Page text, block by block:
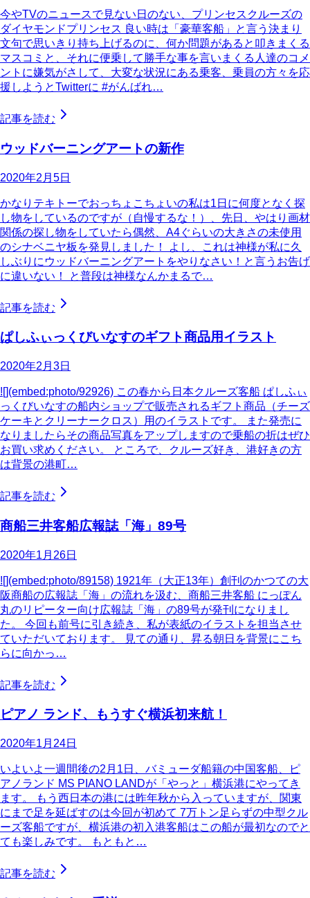
今やTVのニュースで見ない日のない、プリンセスクルーズの
ダイヤモンドプリンセス 良い時は「豪華客船」と言う決まり
文句で思いきり持ち上げるのに、何か問題があると叩きまくる
マスコミと、それに便乗して勝手な事を言いまくる人達のコメ
ントに嫌気がさして、大変な状況にある乗客、乗員の方々を応
援しようとTwitterに #がんばれ…
記事を読む
ウッドバーニングアートの新作
2020年2月5日
かなりテキトーでおっちょこちょいの私は1日に何度となく探
し物をしているのですが（自慢するな！）、先日、やはり画材
関係の探し物をしていたら偶然、A4ぐらいの大きさの未使用
のシナベニヤ板を発見しました！ よし、これは神様が私に久
しぶりにウッドバーニングアートをやりなさい！と言うお告げ
に違いない！ と普段は神様なんかまるで…
記事を読む
ぱしふぃっくびいなすのギフト商品用イラスト
2020年2月3日
![](embed:photo/92926) この春から日本クルーズ客船 ぱしふぃ
っくびいなすの船内ショップで販売されるギフト商品（チーズ
ケーキとクリーナークロス）用のイラストです。 また発売に
なりましたらその商品写真をアップしますので乗船の折はぜひ
お買い求めください。 ところで、クルーズ好き、港好きの方
は背景の港町…
記事を読む
商船三井客船広報誌「海」89号
2020年1月26日
![](embed:photo/89158) 1921年（大正13年）創刊のかつての大
阪商船の広報誌「海」の流れを汲む、商船三井客船 にっぽん
丸のリピーター向け広報誌「海」の89号が発刊になりまし
た。 今回も前号に引き続き、私が表紙のイラストを担当させ
ていただいております。 見ての通り、昇る朝日を背景にこち
らに向かっ…
記事を読む
ピアノ ランド、もうすぐ横浜初来航！
2020年1月24日
いよいよ一週間後の2月1日、バミューダ船籍の中国客船、ピ
アノランド MS PIANO LANDが「やっと」横浜港にやってき
ます。 もう西日本の港には昨年秋から入っていますが、関東
にまで足を延ばすのは今回が初めて 7万トン足らずの中型クル
ーズ客船ですが、横浜港の初入港客船はこの船が最初なのでと
ても楽しみです。 もともと…
記事を読む